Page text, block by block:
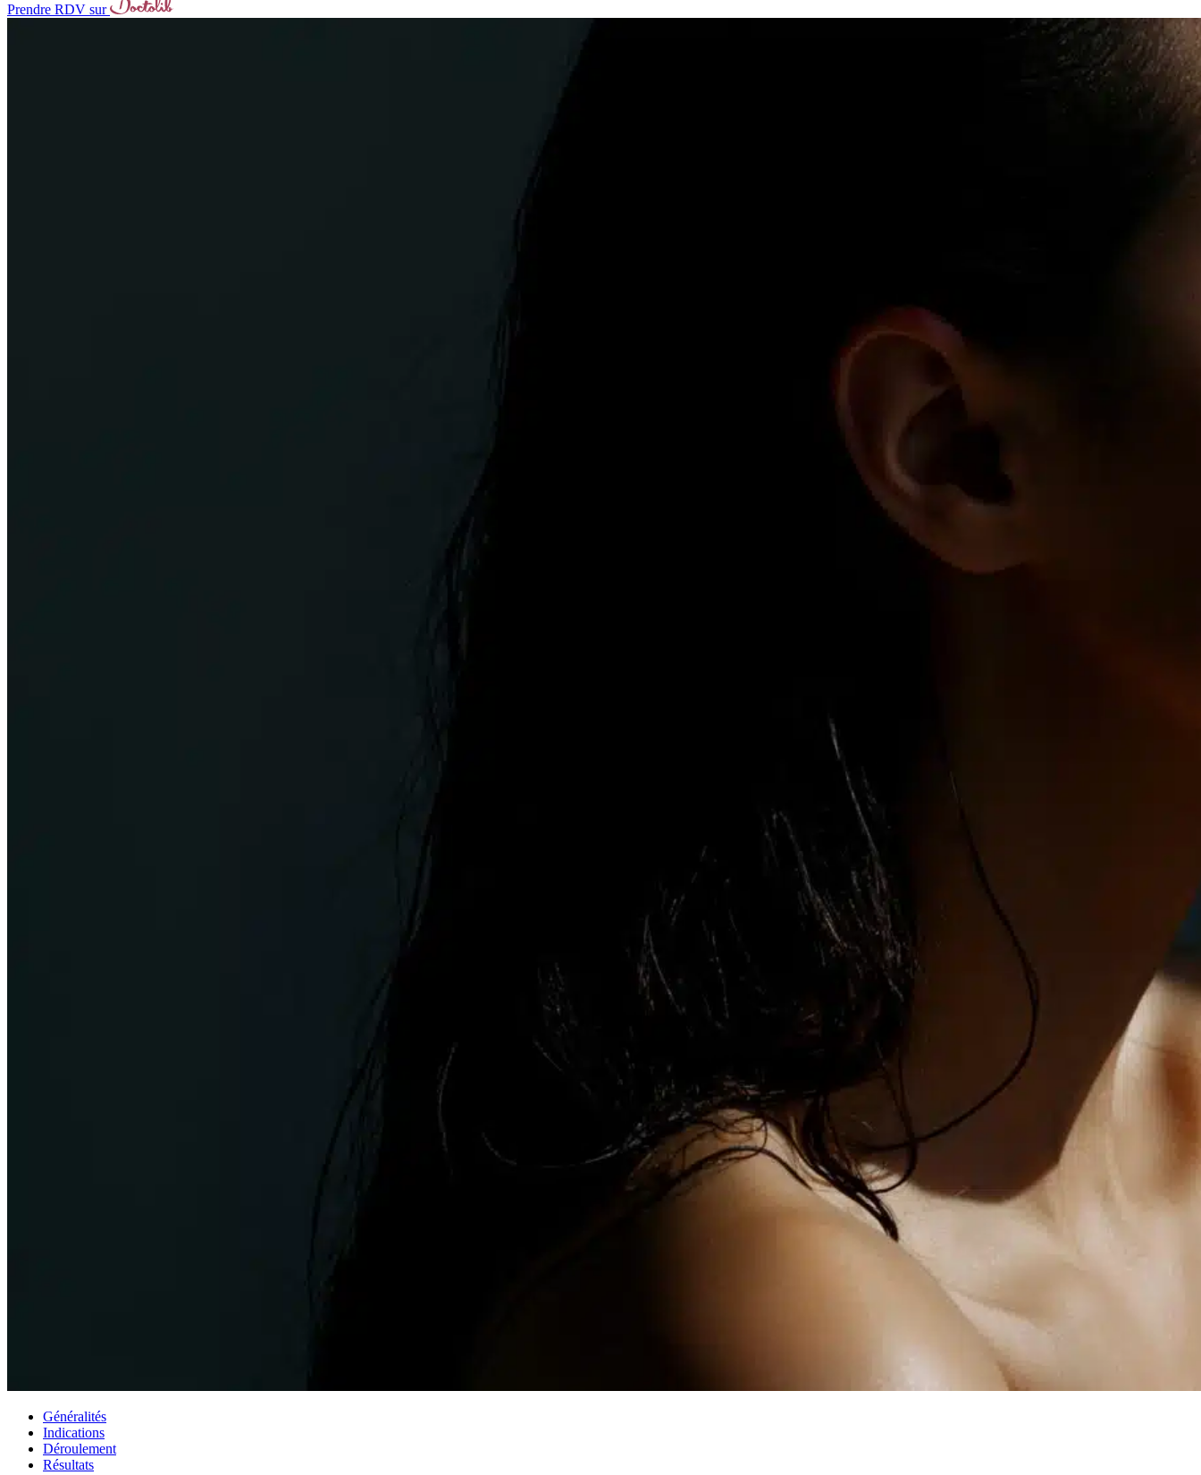
Prendre RDV sur
Généralités
Indications
Déroulement
Résultats